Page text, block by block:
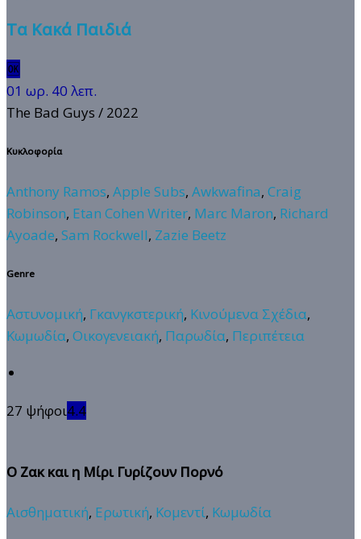
Τα Κακά Παιδιά
🆗
01 ωρ. 40 λεπ.
The Bad Guys / 2022
Κυκλοφορία
Anthony Ramos, Apple Subs, Awkwafina, Craig
Robinson, Etan Cohen Writer, Marc Maron, Richard
Ayoade, Sam Rockwell, Zazie Beetz
Genre
Αστυνομική, Γκανγκστερική, Κινούμενα Σχέδια,
Κωμωδία, Οικογενειακή, Παρωδία, Περιπέτεια
27 ψήφοι4.4
Ο Ζακ και η Μίρι Γυρίζουν Πορνό
Αισθηματική, Ερωτική, Κομεντί, Κωμωδία